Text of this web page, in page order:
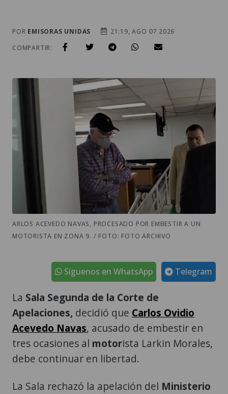
POR EMISORAS UNIDAS
21:19, AGO 07 2026
COMPARTIR:
ARLOS ACEVEDO NAVAS, PROCESADO POR EMBESTIR A UN
MOTORISTA EN ZONA 9. / FOTO: FOTO ARCHIVO
Telegram
Síguenos en WhatsApp
La Sala Segunda de la Corte de
Apelaciones, decidió que Carlos Ovidio
Acevedo Navas, acusado de embestir en
tres ocasiones al motorista Larkin Morales,
debe continuar en libertad.
La Sala rechazó la apelación del Ministerio